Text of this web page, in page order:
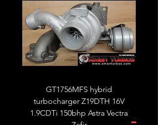
GT1756MFS hybrid
turbocharger Z19DTH 16V
1.9CDTi 150bhp Astra Vectra